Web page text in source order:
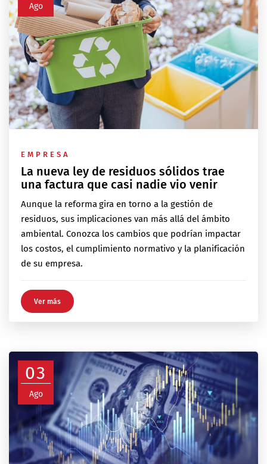
Ago
EMPRESA
La nueva ley de residuos sólidos trae
una factura que casi nadie vio venir
Aunque la reforma gira en torno a la gestión de
residuos, sus implicaciones van más allá del ámbito
ambiental. Conozca los cambios que podrían impactar
los costos, el cumplimiento normativo y la planificación
de su empresa.
Ver más
03
Ago